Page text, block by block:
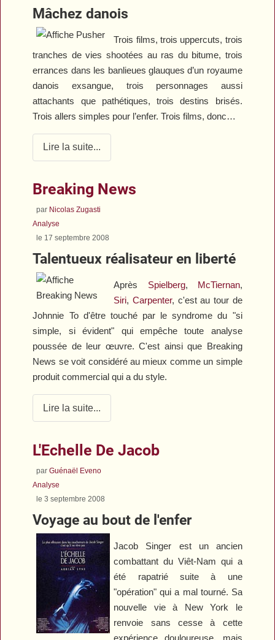
Mâchez danois
Trois films, trois uppercuts, trois
tranches de vies shootées au ras du bitume, trois
errances dans les banlieues glauques d’un royaume
danois exsangue, trois personnages aussi
attachants que pathétiques, trois destins brisés.
Trois allers simples pour l’enfer. Trois films, donc…
Lire la suite...
Breaking News
par Nicolas Zugasti
Analyse
le 17 septembre 2008
Talentueux réalisateur en liberté
Après Spielberg, McTiernan,
Siri,Carpenter, c'est au tour de
Johnnie To d'être touché par le syndrome du "si
simple, si évident" qui empêche toute analyse
poussée de leur œuvre. C'est ainsi que Breaking
News se voit considéré au mieux comme un simple
produit commercial qui a du style.
Lire la suite...
L'Echelle De Jacob
parGuénaël Eveno
Analyse
le 3 septembre 2008
Voyage au bout de l'enfer
Jacob Singer est un ancien
combattant du Viêt-Nam qui a
été rapatrié suite à une
"opération" qui a mal tourné. Sa
nouvelle vie à New York le
renvoie sans cesse à cette
expérience douloureuse, mais